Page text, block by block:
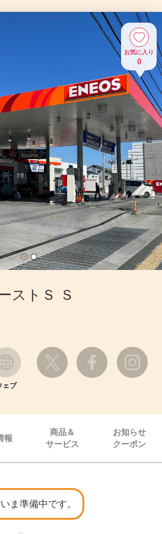
お気に入り
0
ストＳ Ｓ
ェブ
報
商品＆
サービス
お知らせ
クーポン
ま準備中です。